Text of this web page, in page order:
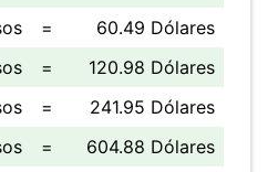
=
60.49 Dólares
=
120.98 Dólares
=
241.95 Dólares
= 604.88 Dólares